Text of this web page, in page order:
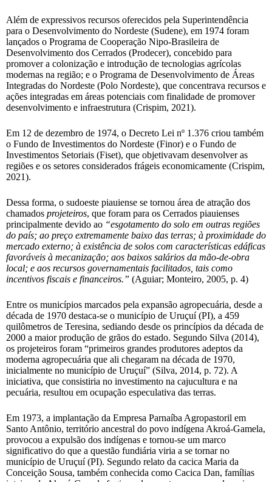
Além de expressivos recursos oferecidos pela Superintendência
para o Desenvolvimento do Nordeste (Sudene), em 1974 foram
lançados o Programa de Cooperação Nipo-Brasileira de
Desenvolvimento dos Cerrados (Prodecer), concebido para
promover a colonização e introdução de tecnologias agrícolas
modernas na região; e o Programa de Desenvolvimento de Áreas
Integradas do Nordeste (Polo Nordeste), que concentrava recursos e
ações integradas em áreas potenciais com finalidade de promover
desenvolvimento e infraestrutura (Crispim, 2021).
Em 12 de dezembro de 1974, o Decreto Lei nº 1.376 criou também
o Fundo de Investimentos do Nordeste (Finor) e o Fundo de
Investimentos Setoriais (Fiset), que objetivavam desenvolver as
regiões e os setores considerados frágeis economicamente (Crispim,
2021).
Dessa forma, o sudoeste piauiense se tornou área de atração dos
chamados projeteiros, que foram para os Cerrados piauienses
principalmente devido ao “esgotamento do solo em outras regiões
do país; ao preço extremamente baixo das terras; à proximidade do
mercado externo; à existência de solos com características edáficas
favoráveis à mecanização; aos baixos salários da mão-de-obra
local; e aos recursos governamentais facilitados, tais como
incentivos fiscais e financeiros.” (Aguiar; Monteiro, 2005, p. 4)
Entre os municípios marcados pela expansão agropecuária, desde a
década de 1970 destaca-se o município de Uruçuí (PI), a 459
quilômetros de Teresina, sediando desde os princípios da década de
2000 a maior produção de grãos do estado. Segundo Silva (2014),
os projeteiros foram “primeiros grandes produtores adeptos da
moderna agropecuária que ali chegaram na década de 1970,
inicialmente no município de Uruçuí” (Silva, 2014, p. 72). A
iniciativa, que consistiria no investimento na cajucultura e na
pecuária, resultou em ocupação especulativa das terras.
Em 1973, a implantação da Empresa Parnaíba Agropastoril em
Santo Antônio, território ancestral do povo indígena Akroá-Gamela,
provocou a expulsão dos indígenas e tornou-se um marco
significativo do que a questão fundiária viria a se tornar no
município de Uruçuí (PI). Segundo relato da cacica Maria da
Conceição Sousa, também conhecida como Cacica Dan, famílias